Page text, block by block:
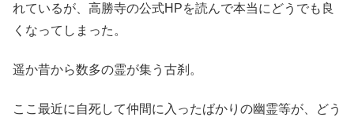
れているが、高勝寺の公式HPを読んで本当にどうでも良
くなってしまった。
遥か昔から数多の霊が集う古刹。
ここ最近に自死して仲間に入ったばかりの幽霊等が、どう